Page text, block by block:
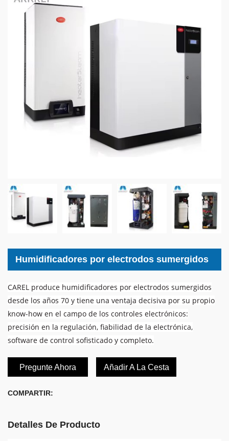
Humidificadores por electrodos sumergidos
CAREL produce humidificadores por electrodos sumergidos
desde los años 70 y tiene una ventaja decisiva por su propio
know-how en el campo de los controles electrónicos:
precisión en la regulación, fiabilidad de la electrónica,
software de control sofisticado y completo.
Pregunte Ahora Añadir A La Cesta
COMPARTIR:
Detalles De Producto